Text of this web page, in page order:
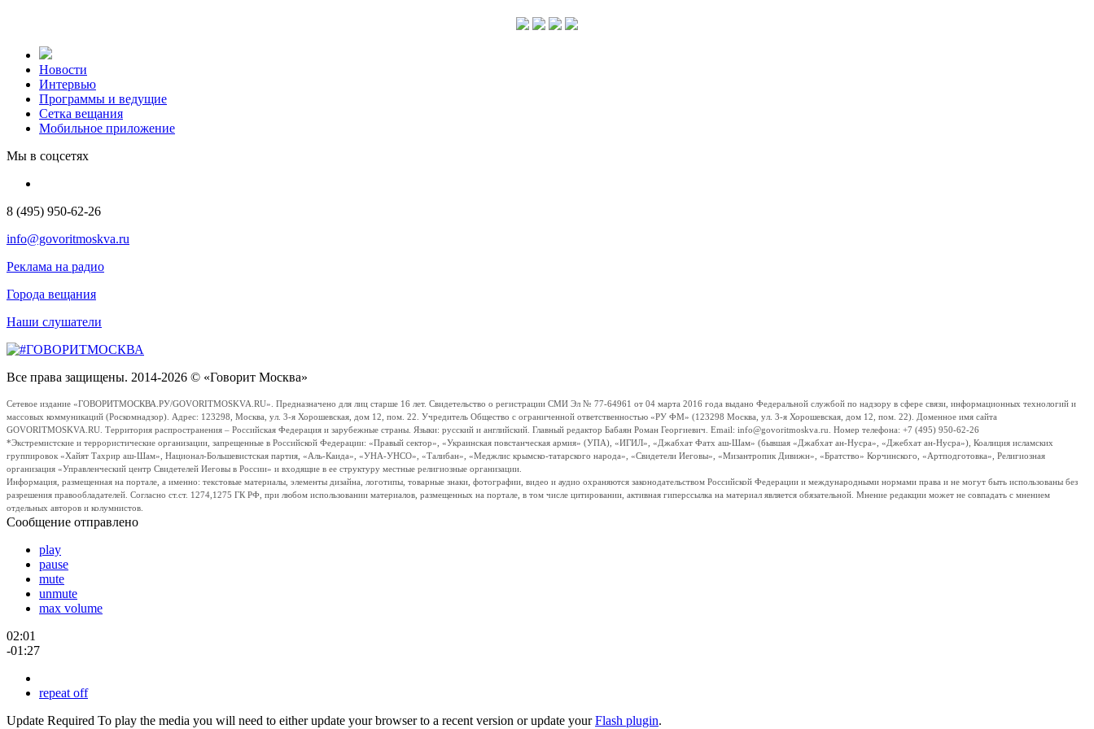
Новости
Интервью
Программы и ведущие
Сетка вещания
Мобильное приложение
Мы в соцсетях
8 (495) 950-62-26
info@govoritmoskva.ru
Реклама на радио
Города вещания
Наши слушатели
Все права защищены. 2014-2026 © «Говорит Москва»
Сетевое издание «ГОВОРИТМОСКВА.РУ/GOVORITMOSKVA.RU». Предназначено для лиц старше 16 лет. Свидетельство о регистрации СМИ Эл № 77-64961 от 04 марта 2016 года выдано Федеральной службой по надзору в сфере связи, информационных технологий и
массовых коммуникаций (Роскомнадзор). Адрес: 123298, Москва, ул. 3-я Хорошевская, дом 12, пом. 22. Учредитель Общество с ограниченной ответственностью «РУ ФМ» (123298 Москва, ул. 3-я Хорошевская, дом 12, пом. 22). Доменное имя сайта
GOVORITMOSKVA.RU. Территория распространения – Российская Федерация и зарубежные страны. Языки: русский и английский. Главный редактор Бабаян Роман Георгиевич. Email: info@govoritmoskva.ru. Номер телефона: +7 (495) 950-62-26
*Экстремистские и террористические организации, запрещенные в Российской Федерации: «Правый сектор», «Украинская повстанческая армия» (УПА), «ИГИЛ», «Джабхат Фатх аш-Шам» (бывшая «Джабхат ан-Нусра», «Джебхат ан-Нусра»), Коалиция исламских
группировок «Хайят Тахрир аш-Шам», Национал-Большевистская партия, «Аль-Каида», «УНА-УНСО», «Талибан», «Меджлис крымско-татарского народа», «Свидетели Иеговы», «Мизантропик Дивижн», «Братство» Корчинского, «Артподготовка», Религиозная
организация «Управленческий центр Свидетелей Иеговы в России» и входящие в ее структуру местные религиозные организации.
Информация, размещенная на портале, а именно: текстовые материалы, элементы дизайна, логотипы, товарные знаки, фотографии, видео и аудио охраняются законодательством Российской Федерации и международными нормами права и не могут быть использованы без
разрешения правообладателей. Согласно ст.ст. 1274,1275 ГК РФ, при любом использовании материалов, размещенных на портале, в том числе цитировании, активная гиперссылка на материал является обязательной. Мнение редакции может не совпадать с мнением
отдельных авторов и колумнистов.
Сообщение отправлено
play
pause
mute
unmute
max volume
02:01
-01:27
repeat off
Update Required To play the media you will need to either update your browser to a recent version or update yourFlash plugin.